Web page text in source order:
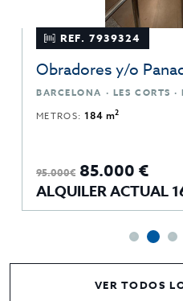
REF. 7939324
Obradores y/o
BARCELONA · LES CORTS ·
METROS:184 m2
95.000€ 85.000 €
ALQUILER ACTUAL
VER TODOS